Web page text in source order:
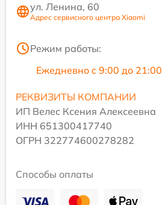
ул. Ленина, 60
Адрес сервисного центра Xiaomi
Режим работы:
Ежедневно с 9:00 до 21:00
РЕКВИЗИТЫ КОМПАНИИ
ИП Велес Ксения Алексеевна
ИНН 651300417740
ОГРН 322774600278282
Способы оплаты